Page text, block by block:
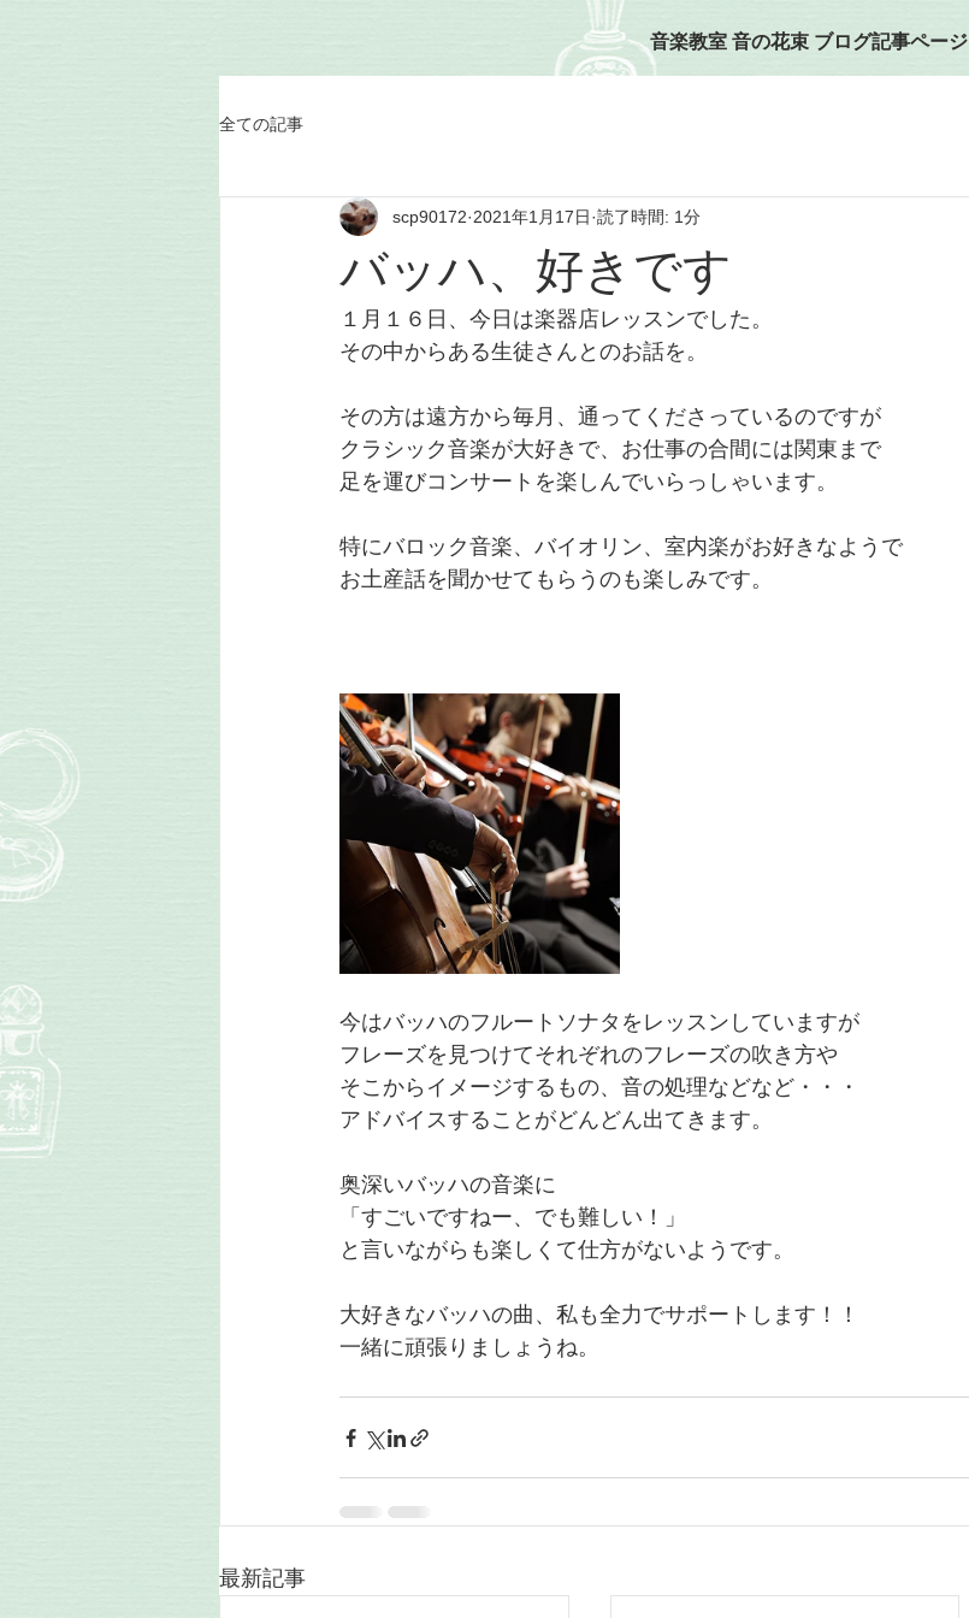
音楽教室 音の花束 ブログ記事ページ
全ての記事
バッハ、好きです
scp90172 2021年1月17日 読了時間: 1分
１月１６日、今日は楽器店レッスンでした。
その中からある生徒さんとのお話を。
その方は遠方から毎月、通ってくださっているのですが
クラシック音楽が大好きで、お仕事の合間には関東まで
足を運びコンサートを楽しんでいらっしゃいます。
特にバロック音楽、バイオリン、室内楽がお好きなようで
お土産話を聞かせてもらうのも楽しみです。
今はバッハのフルートソナタをレッスンしていますが
フレーズを見つけてそれぞれのフレーズの吹き方や
そこからイメージするもの、音の処理などなど・・・
アドバイスすることがどんどん出てきます。
奥深いバッハの音楽に
「すごいですねー、でも難しい！」
と言いながらも楽しくて仕方がないようです。
大好きなバッハの曲、私も全力でサポートします！！
一緒に頑張りましょうね。
最新記事